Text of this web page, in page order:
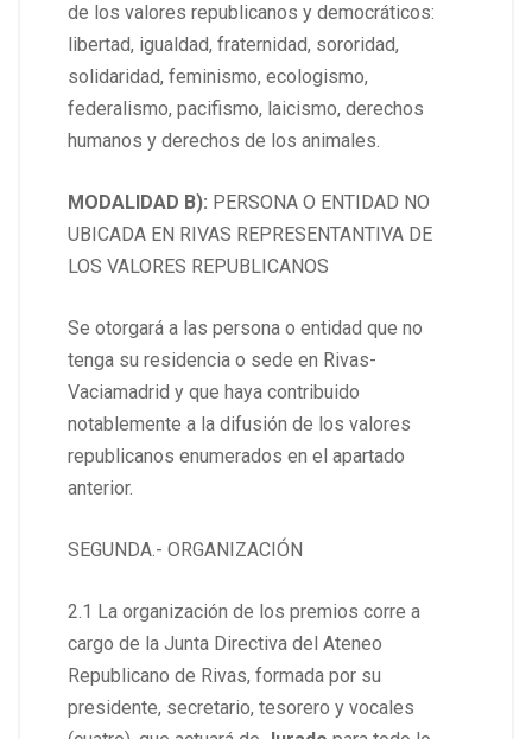
de los valores republicanos y democráticos:
libertad, igualdad, fraternidad, sororidad,
solidaridad, feminismo, ecologismo,
federalismo, pacifismo, laicismo, derechos
humanos y derechos de los animales.
MODALIDAD B): PERSONA O ENTIDAD NO
UBICADA EN RIVAS REPRESENTANTIVA DE
LOS VALORES REPUBLICANOS
Se otorgará a las persona o entidad que no
tenga su residencia o sede en Rivas-
Vaciamadrid y que haya contribuido
notablemente a la difusión de los valores
republicanos enumerados en el apartado
anterior.
SEGUNDA.- ORGANIZACIÓN
2.1 La organización de los premios corre a
cargo de la Junta Directiva del Ateneo
Republicano de Rivas, formada por su
presidente, secretario, tesorero y vocales